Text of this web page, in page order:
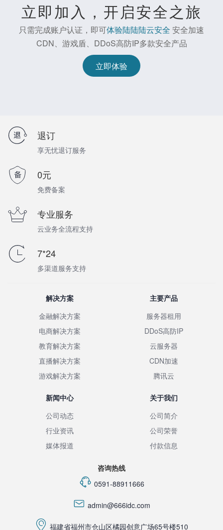
立即加入，开启安全之旅
只需完成账户认证，即可体验陆陆陆云安全 安全加速
CDN、游戏盾、DDoS高防IP多款安全产品
立即体验
退订
享无忧退订服务
0元
免费备案
专业服务
云业务全流程支持
7*24
多渠道服务支持
解决方案
金融解决方案
电商解决方案
教育解决方案
直播解决方案
游戏解决方案
主要产品
服务器租用
DDoS高防IP
云服务器
CDN加速
腾讯云
新闻中心
公司动态
行业资讯
媒体报道
关于我们
公司简介
公司荣誉
付款信息
咨询热线
0591-88911666
admin@666idc.com
福建省福州市仓山区橘园创意广场65号楼510